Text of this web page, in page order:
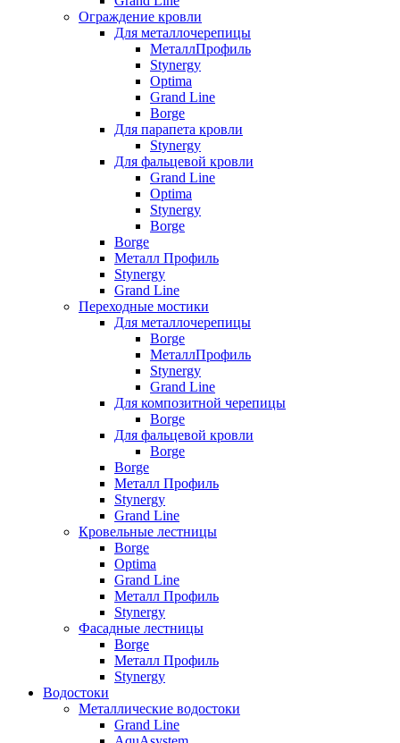
Ограждение кровли
Для металлочерепицы
МеталлПрофиль
Stynergy
Optima
Grand Line
Borge
Для парапета кровли
Stynergy
Для фальцевой кровли
Grand Line
Optima
Stynergy
Borge
Borge
Металл Профиль
Stynergy
Grand Line
Переходные мостики
Для металлочерепицы
Borge
МеталлПрофиль
Stynergy
Grand Line
Для композитной черепицы
Borge
Для фальцевой кровли
Borge
Borge
Металл Профиль
Stynergy
Grand Line
Кровельные лестницы
Borge
Optima
Grand Line
Металл Профиль
Stynergy
Фасадные лестницы
Borge
Металл Профиль
Stynergy
Водостоки
Металлические водостоки
Grand Line